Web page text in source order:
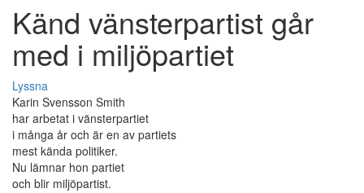
Känd vänsterpartist går
med i miljöpartiet
Lyssna
Karin Svensson Smith
har arbetat i vänsterpartiet
i många år och är en av partiets
mest kända politiker.
Nu lämnar hon partiet
och blir miljöpartist.